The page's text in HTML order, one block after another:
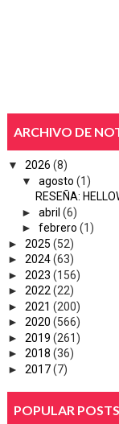
ARCHIVO DE
▼ 2026 (8)
▼
agosto (1)
RESEÑA:
► abril (6)
► febrero (1)
► 2025 (52)
► 2024(63)
► 2023 (156)
► 2022 (22)
► 2021 (200)
► 2020 (566)
► 2019 (261)
► 2018 (36)
► 2017(7)
POPULAR POSTS